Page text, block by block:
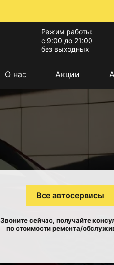
Режим работы:
с 9:00 до 21:00
без выходных
О нас Акции
Все автосервисы
Звоните сейчас, получайте
по стоимости ремонта/